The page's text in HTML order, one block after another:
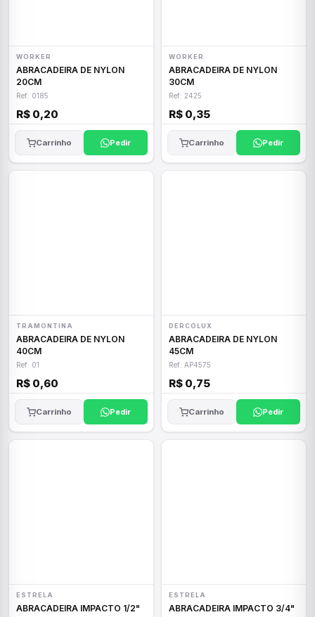
WORKER
ABRACADEIRA DE NYLON
20CM
Ref: 0185
R$ 0,20
Carrinho Pedir
WORKER
ABRACADEIRA DE NYLON
30CM
Ref: 2425
R$ 0,35
Carrinho Pedir
TRAMONTINA
ABRACADEIRA DE NYLON
40CM
Ref: 01
R$ 0,60
Carrinho Pedir
DERCOLUX
ABRACADEIRA DE NYLON
45CM
Ref: AP4575
R$ 0,75
Carrinho Pedir
ESTRELA
ABRACADEIRA IMPACTO 1/2"
ESTRELA
ABRACADEIRA IMPACTO 3/4"